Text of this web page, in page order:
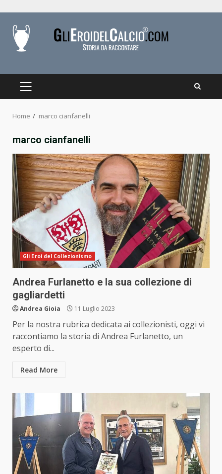
content
PRIMARY
Home marco cianfanelli
marco cianfanelli
Gli Eroi del Collezionismo
Andrea Furlanetto e la sua collezione di
gagliardetti
Andrea Gioia 11 Luglio 2023
Per la nostra rubrica dedicata ai collezionisti, oggi vi
raccontiamo la storia di Andrea Furlanetto, un
esperto di...
Read More